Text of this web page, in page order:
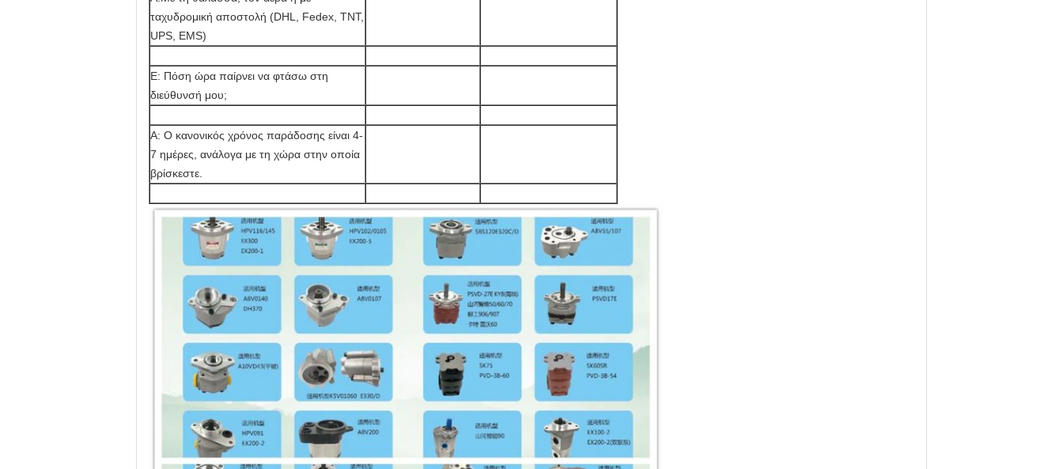
ταχυδρομική αποστολή (DHL, Fedex, TNT,
UPS, EMS)
Ε: Πόση ώρα παίρνει να φτάσω στη
διεύθυνσή μου;
Α: Ο κανονικός χρόνος παράδοσης είναι 4-
7 ημέρες, ανάλογα με τη χώρα στην οποία
βρίσκεστε.